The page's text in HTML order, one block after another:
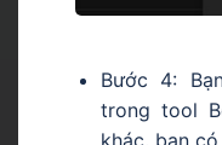
Bước 4:
trong tool